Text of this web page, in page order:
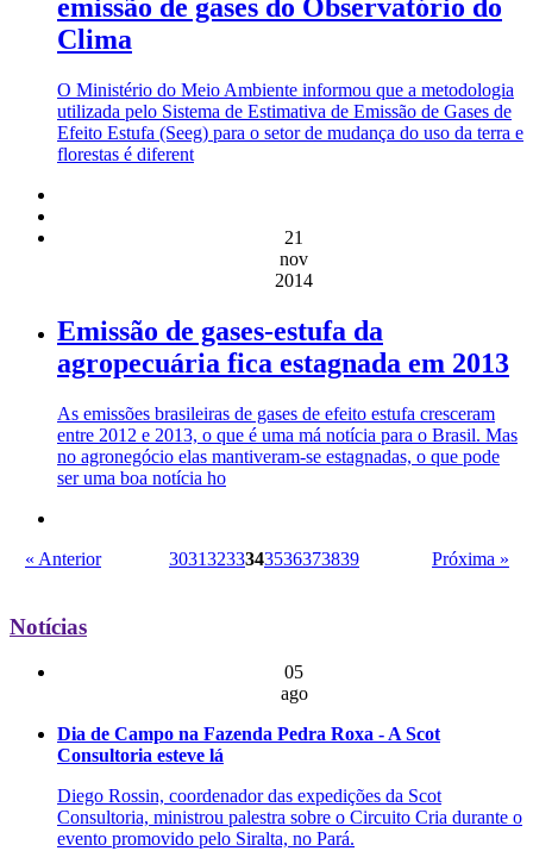
emissão de gases do Observatório do
Clima
O Ministério do Meio Ambiente informou que a metodologia
utilizada pelo Sistema de Estimativa de Emissão de Gases de
Efeito Estufa (Seeg) para o setor de mudança do uso da terra e
florestas é diferent
21
nov
2014
Emissão de gases-estufa da
agropecuária fica estagnada em 2013
As emissões brasileiras de gases de efeito estufa cresceram
entre 2012 e 2013, o que é uma má notícia para o Brasil. Mas
no agronegócio elas mantiveram-se estagnadas, o que pode
ser uma boa notícia ho
« Anterior 30313233343536373839 Próxima »
Notícias
05
ago
Dia de Campo na Fazenda Pedra Roxa - A Scot
Consultoria esteve lá
Diego Rossin, coordenador das expedições da Scot
Consultoria, ministrou palestra sobre o Circuito Cria durante o
evento promovido pelo Siralta, no Pará.